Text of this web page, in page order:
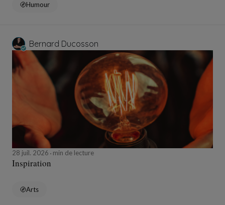
Humour
Bernard Ducosson
28 juil. 2026 min de lecture
Inspiration
Arts